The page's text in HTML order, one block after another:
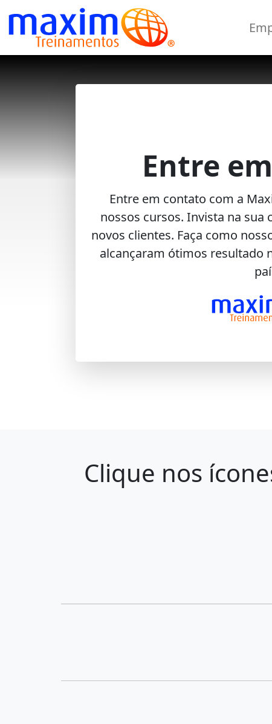
Entre
Entre em contato com a
nossos cursos. Invista na sua
novos clientes. Faça como
alcançaram ótimos resultado
Clique nos